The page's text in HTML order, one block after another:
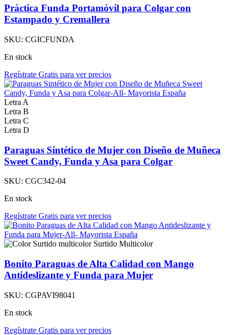
Práctica Funda Portamóvil para Colgar con
Estampado y Cremallera
SKU: CGICFUNDA
En stock
Regístrate Gratis para ver precios
Letra A
Letra B
Letra C
Letra D
Paraguas Sintético de Mujer con Diseño de Muñeca
Sweet Candy, Funda y Asa para Colgar
SKU: CGC342-04
En stock
Regístrate Gratis para ver precios
Surtido Multicolor
Bonito Paraguas de Alta Calidad con Mango
Antideslizante y Funda para Mujer
SKU: CGPAVI98041
En stock
Regístrate Gratis para ver precios